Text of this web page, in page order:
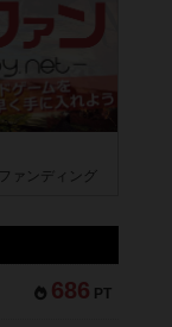
ァンディング
686 PT